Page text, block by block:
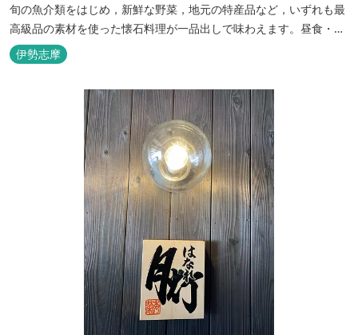
旬の魚介類をはじめ，新鮮な野菜，地元の特産品など，いずれも最
高級品の素材を使った懐石料理が一品出しで味わえます。昼食・夕
食・宿泊ができます。
伊勢志摩